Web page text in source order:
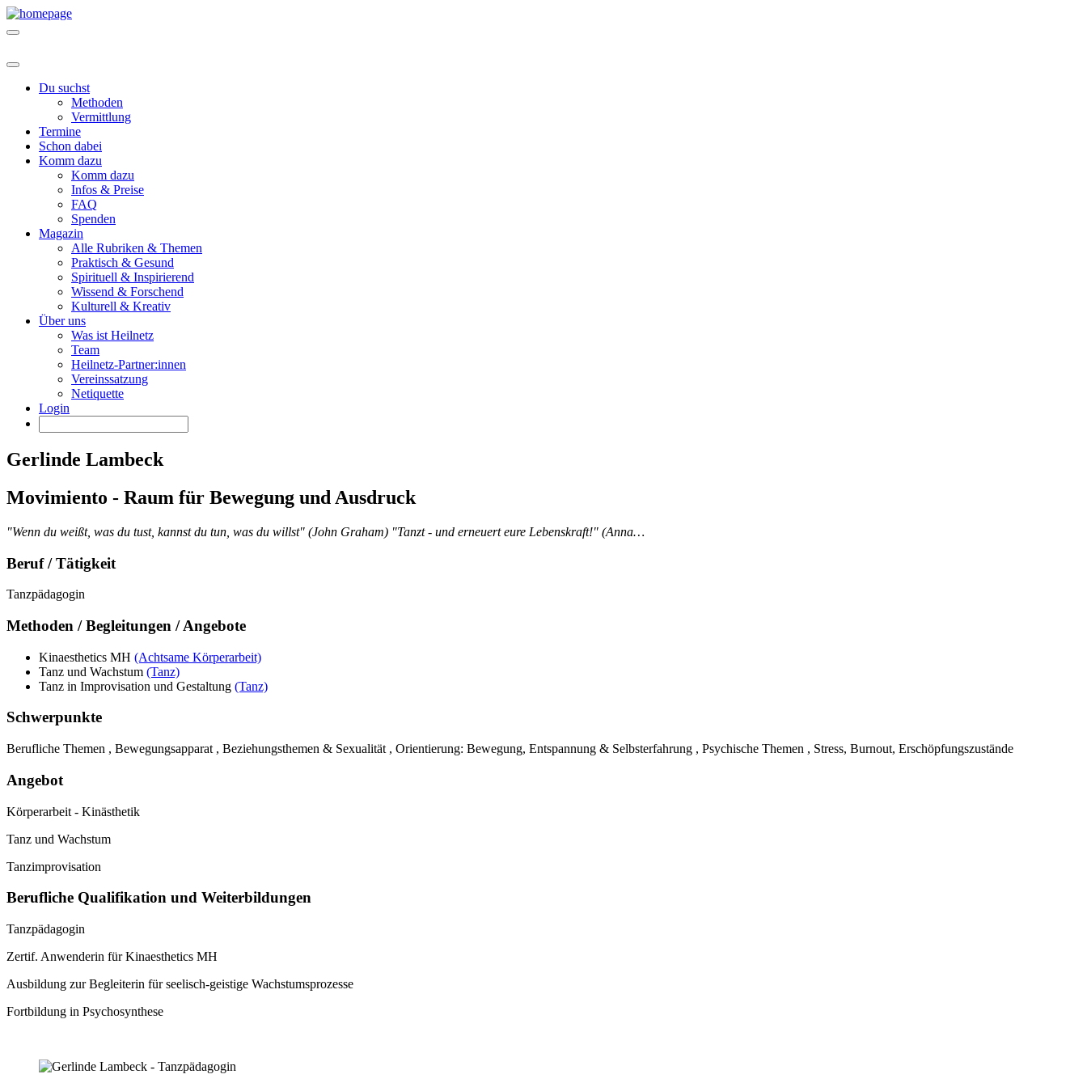
Du suchst
Methoden
Vermittlung
Termine
Schon dabei
Komm dazu
Komm dazu
Infos & Preise
FAQ
Spenden
Magazin
Alle Rubriken & Themen
Praktisch & Gesund
Spirituell & Inspirierend
Wissend & Forschend
Kulturell & Kreativ
Über uns
Was ist Heilnetz
Team
Heilnetz-Partner:innen
Vereinssatzung
Netiquette
Login
Gerlinde Lambeck
Movimiento - Raum für Bewegung und Ausdruck
"Wenn du weißt, was du tust, kannst du tun, was du willst" (John Graham) "Tanzt - und erneuert eure Lebenskraft!" (Anna…
Beruf / Tätigkeit
Tanzpädagogin
Methoden / Begleitungen / Angebote
Kinaesthetics MH (Achtsame Körperarbeit)
Tanz und Wachstum (Tanz)
Tanz in Improvisation und Gestaltung (Tanz)
Schwerpunkte
Berufliche Themen , Bewegungsapparat , Beziehungsthemen & Sexualität , Orientierung: Bewegung, Entspannung & Selbsterfahrung , Psychische Themen , Stress, Burnout, Erschöpfungszustände
Angebot
Körperarbeit - Kinästhetik
Tanz und Wachstum
Tanzimprovisation
Berufliche Qualifikation und Weiterbildungen
Tanzpädagogin
Zertif. Anwenderin für Kinaesthetics MH
Ausbildung zur Begleiterin für seelisch-geistige Wachstumsprozesse
Fortbildung in Psychosynthese